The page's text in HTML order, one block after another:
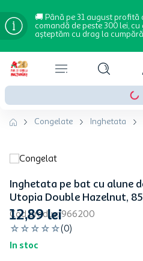
🚚 Până pe 31 august
comandă de peste 300 lei,
așteptăm cu drag la
Congelate Inghetata
Inghetata pe bat cu alune
Utopia Double Hazelnut,
Cod produs:966200
☆ ☆ ☆ ☆ ☆(0)
In stoc
12,89lei